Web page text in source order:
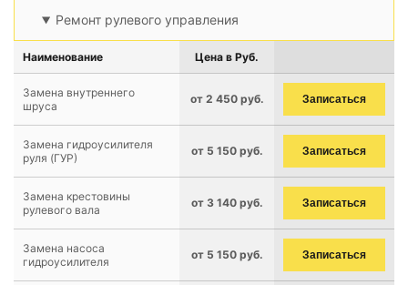
Ремонт рулевого управления
Наименование Цена в Руб.
Замена внутреннего
шруса
от 2 450 руб. Записаться
Замена гидроусилителя
руля (ГУР)
от 5 150 руб. Записаться
Замена крестовины
рулевого вала
от 3 140 руб. Записаться
Замена насоса
гидроусилителя
от 5 150 руб. Записаться